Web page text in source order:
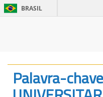
BRASIL
Palavra-